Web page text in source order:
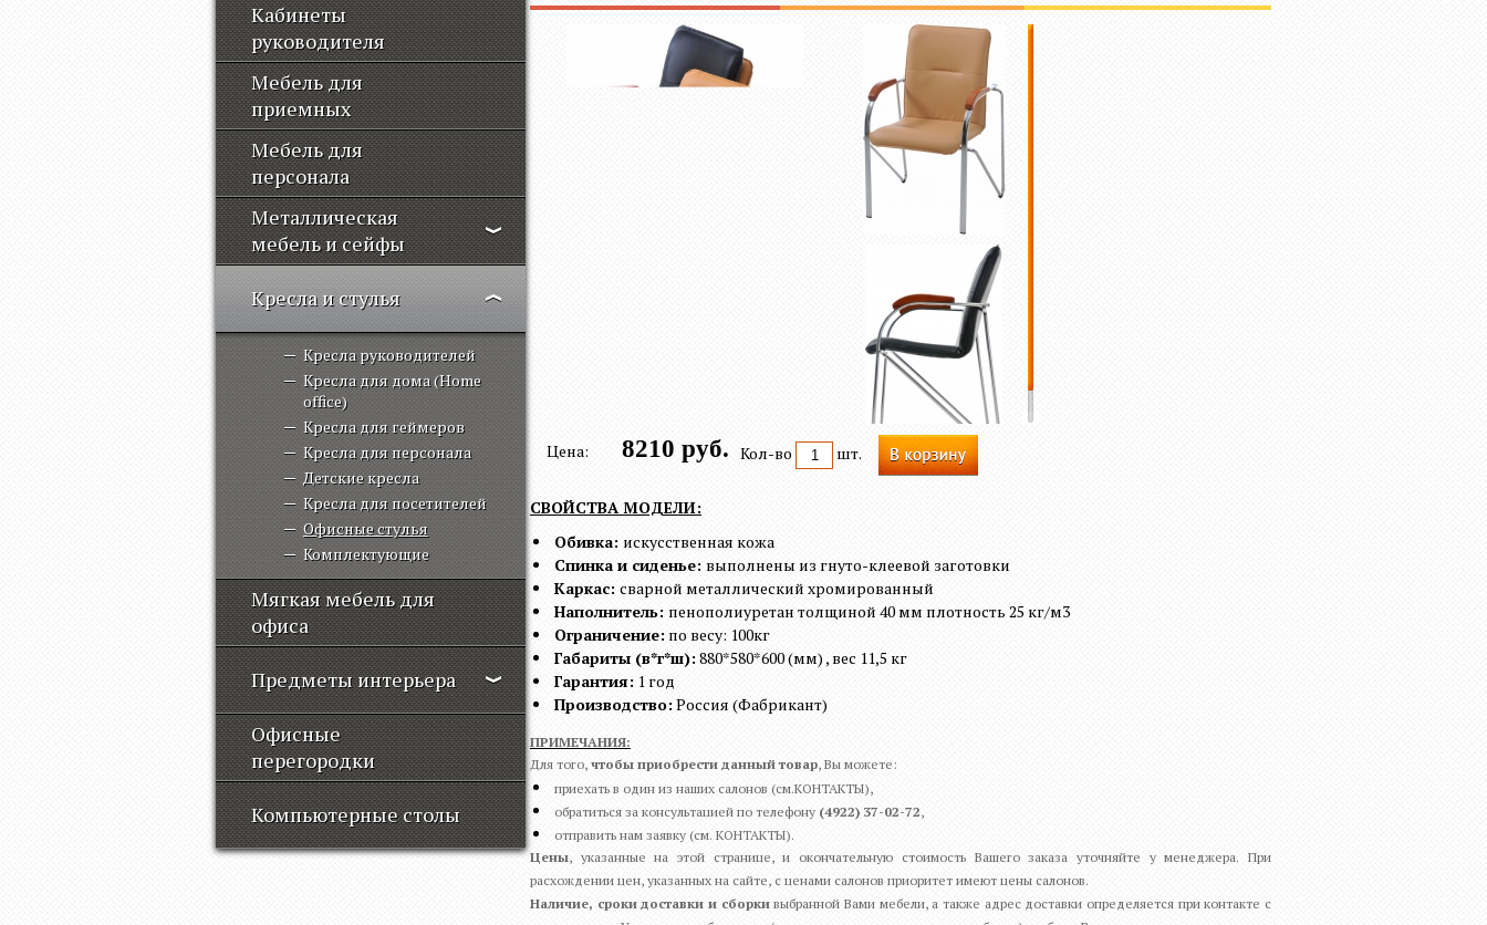
Кабинеты
руководителя
Мебель для
приемных
Мебель для
персонала
Металлическая
мебель и сейфы
Кресла и стулья
Кресла руководителей
Кресла для дома (Home
office)
Кресла для геймеров
Кресла для персонала
Детские кресла
Кресла для посетителей
Офисные стулья
Комплектующие
Мягкая мебель для
офиса
Предметы интерьера
Офисные
перегородки
Компьютерные столы
Цена: 8210 руб. Кол-во шт.
СВОЙСТВА МОДЕЛИ:
Обивка: искусственная кожа
Спинка и сиденье: выполнены из гнуто-клеевой заготовки
Каркас: сварной металлический хромированный
Наполнитель: пенополиуретан толщиной 40 мм плотность 25 кг/м3
Ограничение: по весу: 100кг
Габариты (в*г*ш):880*580*600 (мм) , вес 11,5 кг
Гарантия: 1 год
Производство:Россия (Фабрикант)
ПРИМЕЧАНИЯ:
Для того, чтобы приобрести данный товар, Вы можете:
приехать в один из наших салонов (см.КОНТАКТЫ),
обратиться за консультацией по телефону (4922) 37-02-72,
отправить нам заявку (см. КОНТАКТЫ).
Цены, указанные на этой странице, и окончательную стоимость Вашего заказа уточняйте у менеджера. При
расхождении цен, указанных на сайте, с ценами салонов приоритет имеют цены салонов.
Наличие, сроки доставки и сборкивыбранной Вами мебели, а также адрес доставки определяется при контакте с